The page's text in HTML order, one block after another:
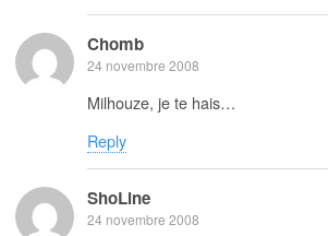
Chomb
24 novembre 2008
Milhouze, je te hais…
Reply
ShoLine
24 novembre 2008